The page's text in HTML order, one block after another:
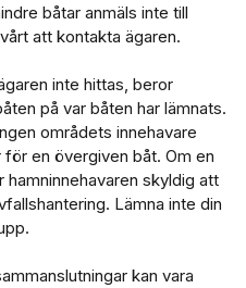
båtar anmäls inte till
att kontakta ägaren.
inte hittas, beror
på var båten har lämnats.
områdets innehavare
en övergiven båt. Om en
skyldig att
Lämna inte din
kan vara